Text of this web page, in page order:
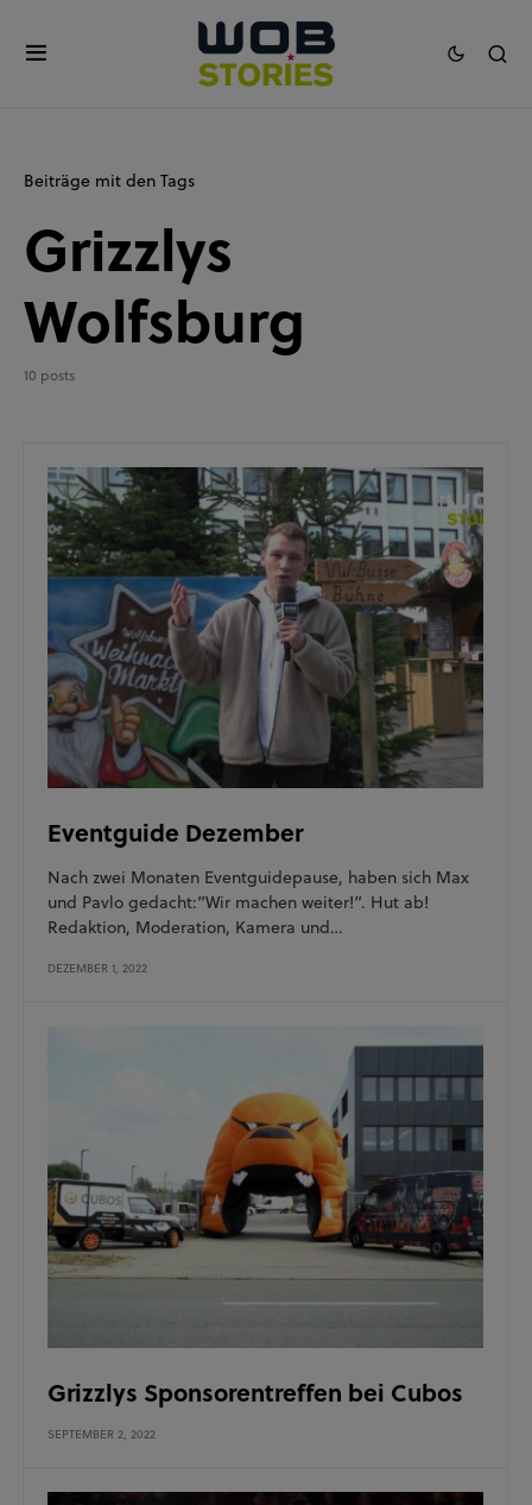
Beiträge mit den Tags
Grizzlys
Wolfsburg
10 posts
Eventguide Dezember
Nach zwei Monaten Eventguidepause, haben sich Max
und Pavlo gedacht:”Wir machen weiter!”. Hut ab!
Redaktion, Moderation, Kamera und…
DEZEMBER 1, 2022
Grizzlys Sponsorentreffen bei Cubos
SEPTEMBER 2, 2022